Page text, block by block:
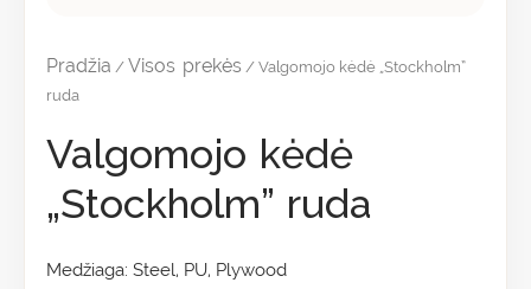
Pradžia /Visos prekės / Valgomojo kėdė „Stockholm”
ruda
Valgomojo kėdė
„Stockholm” ruda
Medžiaga: Steel, PU, Plywood